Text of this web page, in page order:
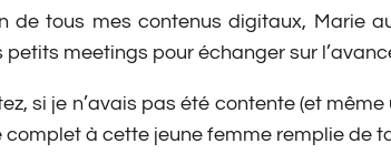
de tous mes contenus digitaux, Marie
petits meetings pour échanger sur
si je n’avais pas été contente (et
complet à cette jeune femme remplie de